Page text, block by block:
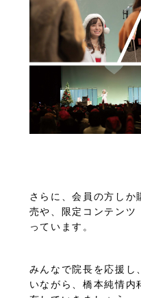
さらに、会員の方しか
売や、限定コンテンツ
っています。
みんなで院長を応援し
いながら、橋本純情内